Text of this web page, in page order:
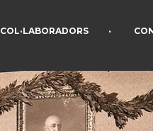
COL·LABORADORS •